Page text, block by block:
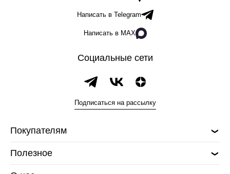
Написать в Telegram
Написать в MAX
Социальные сети
Подписаться на рассылку
Покупателям
Полезное